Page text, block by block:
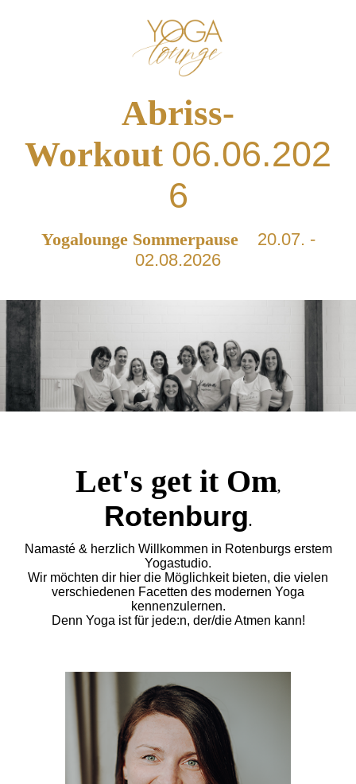
Abriss-
Workout 06.06.202
6
Yogalounge Sommerpause 20.07. -
02.08.2026
Let's get it Om,
Rotenburg.
Namasté & herzlich Willkommen in Rotenburgs erstem
Yogastudio.
Wir möchten dir hier die Möglichkeit bieten, die vielen
verschiedenen Facetten des modernen Yoga
kennenzulernen.
Denn Yoga ist für jede:n, der/die Atmen kann!